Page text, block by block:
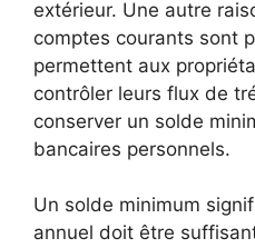
extérieur. Une autre
comptes courants sont
permettent aux
contrôler leurs flux de
conserver un solde
bancaires personnels.
Un solde minimum
annuel doit être